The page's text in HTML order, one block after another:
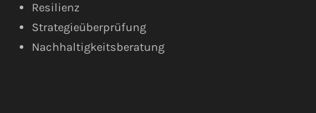
Resilienz
Strategieüberprüfung
Nachhaltigkeitsberatung